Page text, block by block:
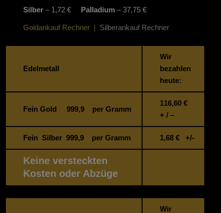
Silber – 1,72 € Palladium – 37,75 €
Goldankauf Rechner | Silberankauf Rechner
Edelmetall
Wir
bezahlen
heute:
Fein Gold 999,9 per Gramm
116,60 €
+ / –
Fein Silber 999,9 per Gramm 1,68 € +/-
Keine versteckten
Kosten oder Abzüge
Wir